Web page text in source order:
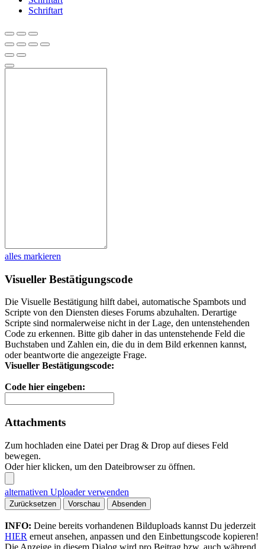
Schriftart
alles markieren
Visueller Bestätigungscode
Die Visuelle Bestätigung hilft dabei, automatische Spambots und
Scripte von den Diensten dieses Forums abzuhalten. Derartige
Scripte sind normalerweise nicht in der Lage, den untenstehenden
Code zu erkennen. Bitte gib daher in das untenstehende Feld die
Buchstaben und Zahlen ein, die du in dem Bild erkennen kannst,
oder beantworte die angezeigte Frage.
Visueller Bestätigungscode:
Code hier eingeben:
Attachments
Zum hochladen eine Datei per Drag & Drop auf dieses Feld
bewegen.
Oder hier klicken, um den Dateibrowser zu öffnen.
alternativen Uploader verwenden
Zurücksetzen Vorschau Absenden
INFO: Deine bereits vorhandenen Bilduploads kannst Du jederzeit
HIER erneut ansehen, anpassen und den Einbettungscode kopieren!
Die Anzeige in diesem Dialog wird pro Beitrag bzw. auch während